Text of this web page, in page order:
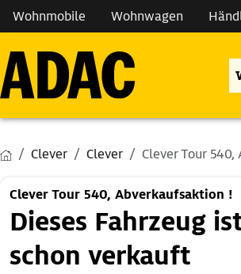
Wohnmobile Wohnwagen
Clever Clever Clever Tour
Clever Tour 540, Abverkaufsaktion !
Dieses Fahrzeug
schon verkauft